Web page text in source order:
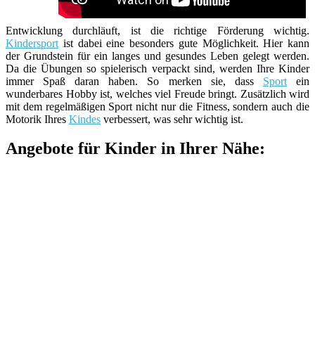
Entwicklung durchläuft, ist die richtige Förderung wichtig.
Kindersport ist dabei eine besonders gute Möglichkeit. Hier kann
der Grundstein für ein langes und gesundes Leben gelegt werden.
Da die Übungen so spielerisch verpackt sind, werden Ihre Kinder
immer Spaß daran haben. So merken sie, dass Sportein
wunderbares Hobby ist, welches viel Freude bringt. Zusätzlich wird
mit dem regelmäßigen Sport nicht nur die Fitness, sondern auch die
Motorik Ihres Kindes verbessert, was sehr wichtig ist.
Angebote für Kinder in Ihrer Nähe: